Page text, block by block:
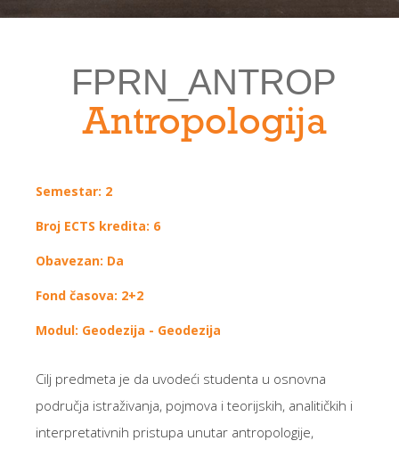
FPRN_ANTROP
Antropologija
Semestar: 2
Broj ECTS kredita: 6
Obavezan: Da
Fond časova: 2+2
Modul: Geodezija - Geodezija
Cilj predmeta je da uvodeći studenta u osnovna
područja istraživanja, pojmova i teorijskih, analitičkih i
interpretativnih pristupa unutar antropologije,